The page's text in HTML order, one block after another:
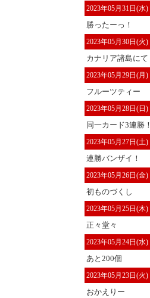
2023年05月31日(水)
勝ったーっ！
2023年05月30日(火)
カナリア諸島にて
2023年05月29日(月)
フルーツティー
2023年05月28日(日)
同一カード3連勝！
2023年05月27日(土)
連勝バンザイ！
2023年05月26日(金)
初ものづくし
2023年05月25日(木)
正々堂々
2023年05月24日(水)
あと200個
2023年05月23日(火)
おかえりー